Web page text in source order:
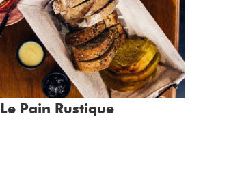
Le Pain Rustique